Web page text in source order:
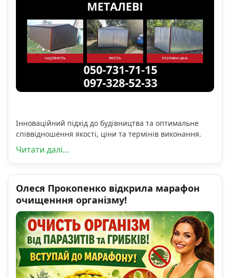
Інноваційний підхід до будівництва та оптимальне
співвідношення якості, ціни та термінів виконання.
Читати далі...
Олеся Прокопенко відкрила марафон
очищенння організму!